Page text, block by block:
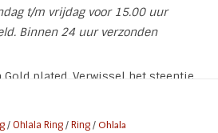
t/m vrijdag voor 15.00 uur
Binnen 24 uur verzonden
plated. Verwissel het steentje
/Ohlala Ring/Ring/ Ohlala